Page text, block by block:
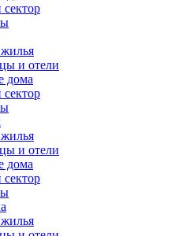
и отели
дома
и отели
дома